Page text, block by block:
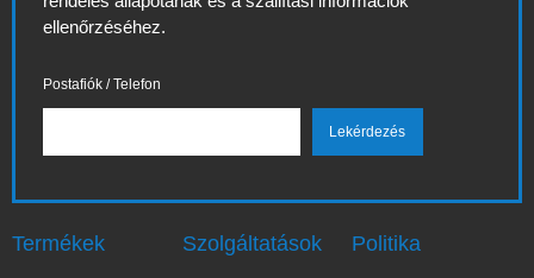
ellenőrzéséhez.
Postafiók / Telefon
Termékek Szolgáltatások Politika